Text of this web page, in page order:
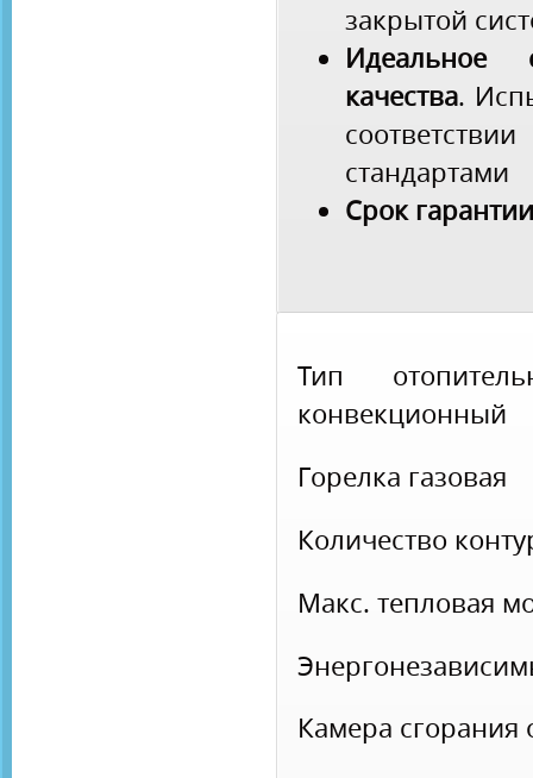
закрытой
качества.
стандартами
Срок
Тип
конвекционный
Горелка газовая
Количество
Макс. тепловая
Камера сгорания